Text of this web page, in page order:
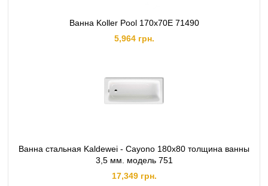
Ванна Koller Pool 170х70E 71490
5,964 грн.
Ванна стальная Kaldewei - Cayono 180x80 толщина ванны
3,5 мм. модель 751
17,349 грн.